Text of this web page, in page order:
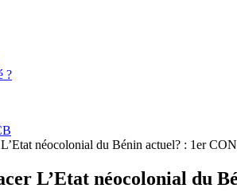
?
L’Etat néocolonial du Bénin actuel? : 1er
L’Etat néocolonial du